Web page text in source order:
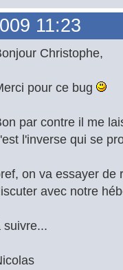
11:23
Christophe,
pour ce bug
par contre il me
l'inverse qui se
on va essayer de
avec notre
suivre...